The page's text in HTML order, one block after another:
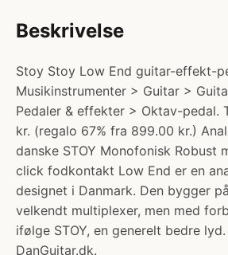
Beskrivelse
Stoy Stoy Low End guitar-effekt-
Musikinstrumenter > Guitar >
Pedaler & effekter > Oktav-pedal.
kr. (regalo 67% fra 899.00 kr.)
danske STOY Monofonisk Robust
click fodkontakt Low End er en
designet i Danmark. Den bygger
velkendt multiplexer, men med
ifølge STOY, en generelt bedre
DanGuitar.dk.